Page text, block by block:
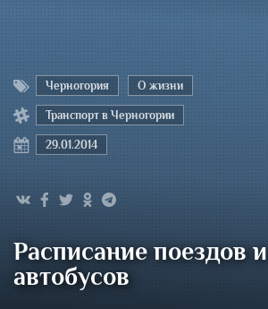
Черногория О жизни
Транспорт в Черногории
29.01.2014
Расписание поездов и
автобусов